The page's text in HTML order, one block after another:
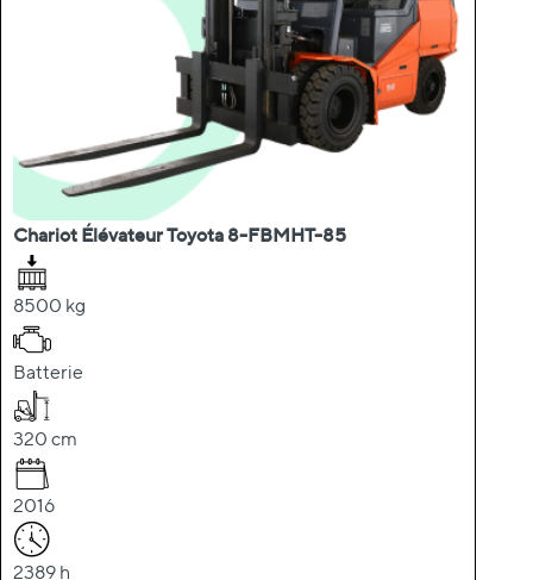
Chariot Élévateur Toyota 8-FBMHT-85
8500 kg
Batterie
320 cm
2016
2389 h